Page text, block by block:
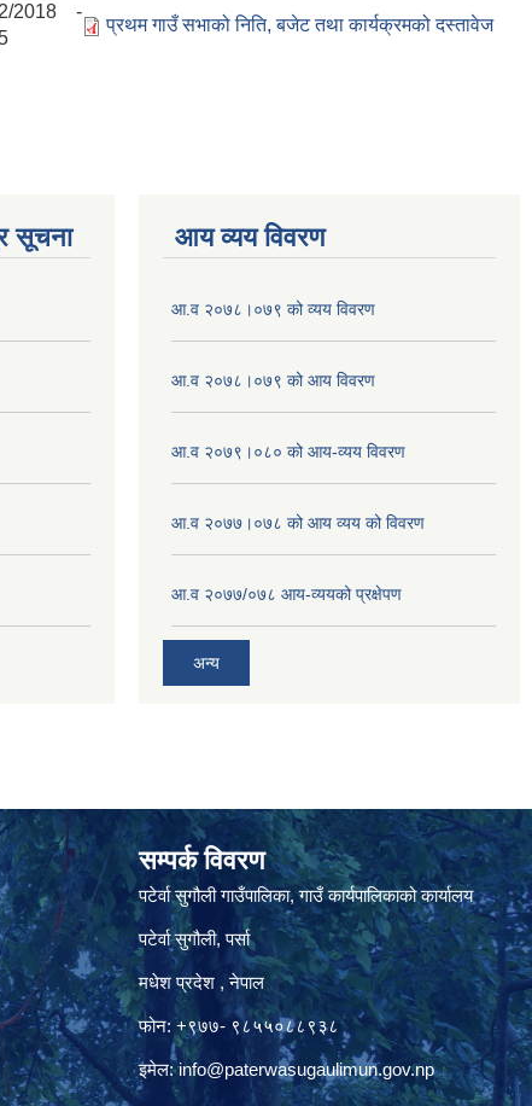
2018 -
प्रथम गाउँ सभाको निति, बजेट तथा कार्यक्रमको दस्तावेज
सूचना आय व्यय विवरण
आ.व २०७८।०७९ को व्यय विवरण
आ.व २०७८।०७९ को आय विवरण
आ.व २०७९।०८० को आय-व्यय विवरण
आ.व २०७७।०७८ को आय व्यय को विवरण
आ.व २०७७/०७८ आय-व्ययको प्रक्षेपण
अन्य
सम्पर्क विवरण
पटेर्वा सुगौली गाउँपालिका, गाउँ कार्यपालिकाको कार्यालय
पटेर्वा सुगौली, पर्सा
मधेश प्रदेश , नेपाल
फोन: +९७७- ९८५५०८८९३८
इमेल:info@paterwasugaulimun.gov.np